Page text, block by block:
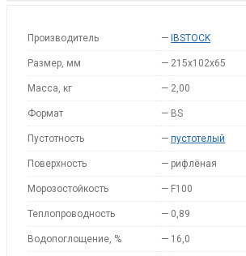
Производитель — IBSTOCK
Размер, мм — 215x102x65
Масса, кг — 2,00
Формат — BS
Пустотность — пустотелый
Поверхность — рифлёная
Морозостойкость — F100
Теплопроводность — 0,89
Водопоглощение, % — 16,0